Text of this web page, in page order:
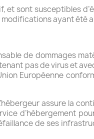
sont susceptibles
ayant été
de dommages
pas de virus et
Européenne
assure la
d’hébergement
de ses